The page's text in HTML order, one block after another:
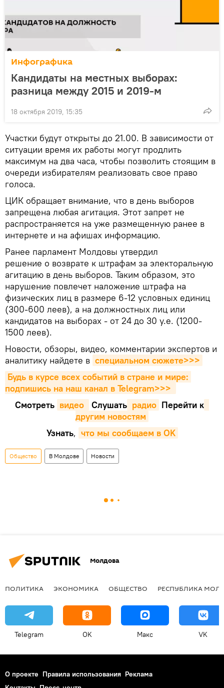
Инфографика
Кандидаты на местных выборах:
разница между 2015 и 2019-м
18 октября 2019, 15:35
Участки будут открыты до 21.00. В зависимости от
ситуации время их работы могут продлить
максимум на два часа, чтобы позволить стоящим в
очереди избирателям реализовать свое право
голоса.
ЦИК обращает внимание, что в день выборов
запрещена любая агитация. Этот запрет не
распространяется на уже размещенную ранее в
интернете и на афишах информацию.
Ранее парламент Молдовы утвердил
решение о возврате к штрафам за электоральную
агитацию в день выборов. Таким образом, это
нарушение повлечет наложение штрафа на
физических лиц в размере 6-12 условных единиц
(300-600 леев), а на должностных лиц или
кандидатов на выборах - от 24 до 30 у.е. (1200-
1500 леев).
Новости, обзоры, видео, комментарии экспертов и
аналитику найдете в специальном сюжете>>>
Будь в курсе всех событий в стране и мире:
подпишись на наш канал в Telegram>>>
Смотреть видео Cлушать радио Перейти к
другим новостям
Узнать, что мы сообщаем в OK
Общество В Молдове Новости
Молдова
ПОЛИТИКА ЭКОНОМИКА ОБЩЕСТВО РЕСПУБЛИКА
Telegram OK Макс VK
О проекте Правила использования Реклама